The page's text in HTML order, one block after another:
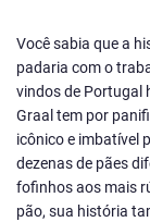
Você sabia que a
padaria com o
vindos de Portugal
Graal tem por
icônico e imbatível
dezenas de pães
fofinhos aos mais
pão, sua história